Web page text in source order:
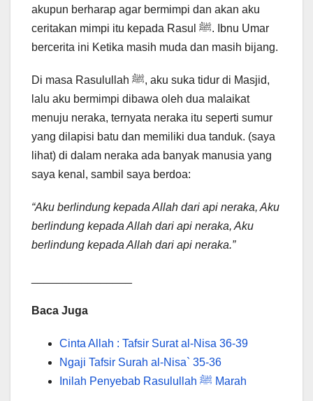
akupun berharap agar bermimpi dan akan aku
ceritakan mimpi itu kepada Rasul ﷺ. Ibnu Umar
bercerita ini Ketika masih muda dan masih bijang.
Di masa Rasulullah ﷺ, aku suka tidur di Masjid,
lalu aku bermimpi dibawa oleh dua malaikat
menuju neraka, ternyata neraka itu seperti sumur
yang dilapisi batu dan memiliki dua tanduk. (saya
lihat) di dalam neraka ada banyak manusia yang
saya kenal, sambil saya berdoa:
“Aku berlindung kepada Allah dari api neraka, Aku
berlindung kepada Allah dari api neraka, Aku
berlindung kepada Allah dari api neraka.”
Baca Juga
Cinta Allah : Tafsir Surat al-Nisa 36-39
Ngaji Tafsir Surah al-Nisa` 35-36
Inilah Penyebab Rasulullah ﷺ Marah